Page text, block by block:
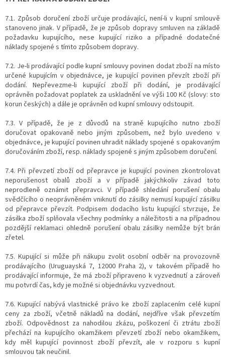
7.1. Způsob doručení zboží určuje prodávající, není-li v kupní smlouvě
stanoveno jinak. V případě, že je způsob dopravy smluven na základě
požadavku kupujícího, nese kupující riziko a případné dodatečné
náklady spojené s tímto způsobem dopravy.
7.2. Je-li prodávající podle kupní smlouvy povinen dodat zboží na místo
určené kupujícím v objednávce, je kupující povinen převzít zboží při
dodání. Nepřevezme-li kupující zboží při dodání, je prodávající
oprávněn požadovat poplatek za uskladnění ve výši 100 Kč (slovy: sto
korun českých) a dále je oprávněn od kupní smlouvy odstoupit.
7.3. V případě, že je z důvodů na straně kupujícího nutno zboží
doručovat opakovaně nebo jiným způsobem, než bylo uvedeno v
objednávce, je kupující povinen uhradit náklady spojené s opakovaným
doručováním zboží, resp. náklady spojené s jiným způsobem doručení.
7.4. Při převzetí zboží od přepravce je kupující povinen zkontrolovat
neporušenost obalů zboží a v případě jakýchkoliv závad toto
neprodleně oznámit přepravci. V případě shledání porušení obalu
svědčícího o neoprávněném vniknutí do zásilky nemusí kupující zásilku
od přepravce převzít. Podpisem dodacího listu kupující stvrzuje, že
zásilka zboží splňovala všechny podmínky a náležitosti a na případnou
pozdější reklamaci ohledně porušení obalu zásilky nemůže být brán
zřetel.
7.5. Kupující si může při nákupu zvolit osobní odběr na provozovně
prodávajícího (Uruguayská 7, 12000 Praha 2), v takovém případě ho
prodávající informuje, že má zboží připraveno k vyzvednutí a zároveň
mu potvrdí čas, kdy je možné si objednávku vyzvednout.
7.6. Kupující nabývá vlastnické právo ke zboží zaplacením celé kupní
ceny za zboží, včetně nákladů na dodání, nejdříve však převzetím
zboží. Odpovědnost za nahodilou zkázu, poškození či ztrátu zboží
přechází na kupujícího okamžikem převzetí zboží nebo okamžikem,
kdy měl kupující povinnost zboží převzít, ale v rozporu s kupní
smlouvou tak neučinil.